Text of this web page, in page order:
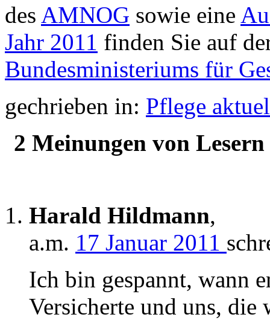
des AMNOG sowie eine
Jahr 2011 finden Sie auf
Bundesministeriums für
gechrieben in: Pflege
2 Meinungen von
Harald Hildmann,
a.m. 17 Januar 2011
Ich bin gespannt, wann
Versicherte und uns, die